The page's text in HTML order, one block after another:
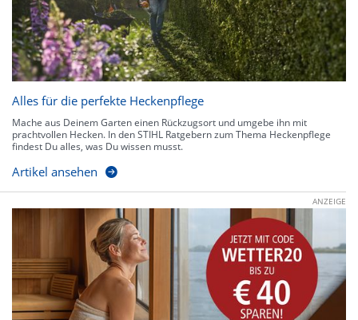
Alles für die perfekte Heckenpflege
Mache aus Deinem Garten einen Rückzugsort und umgebe ihn mit
prachtvollen Hecken. In den STIHL Ratgebern zum Thema Heckenpflege
findest Du alles, was Du wissen musst.
Artikel ansehen
ANZEIGE